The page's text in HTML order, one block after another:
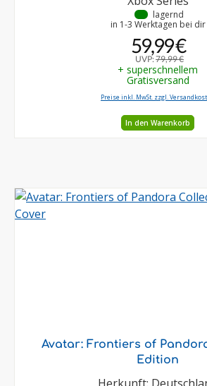
lagernd
in 1-3 Werktagen bei dir
59,99 €
UVP:79,99 €
+ superschnellem
Gratisversand
Preise inkl. MwSt. zzgl.
In den Warenkorb
Avatar: Frontiers of
Edition